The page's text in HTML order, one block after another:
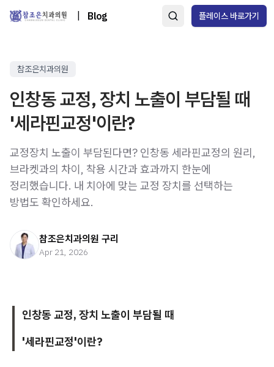
Blog 플레이스 바로가기
참조은치과의원
인창동 교정, 장치 노출이 부담될 때
'세라핀교정'이란?
교정장치 노출이 부담된다면? 인창동 세라핀교정의 원리,
브라켓과의 차이, 착용 시간과 효과까지 한눈에
정리했습니다. 내 치아에 맞는 교정 장치를 선택하는
방법도 확인하세요.
참조은치과의원 구리
Apr 21, 2026
인창동 교정, 장치 노출이 부담될 때
'세라핀교정'이란?